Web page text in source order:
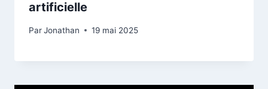
artificielle
ParJonathan 19 mai 2025